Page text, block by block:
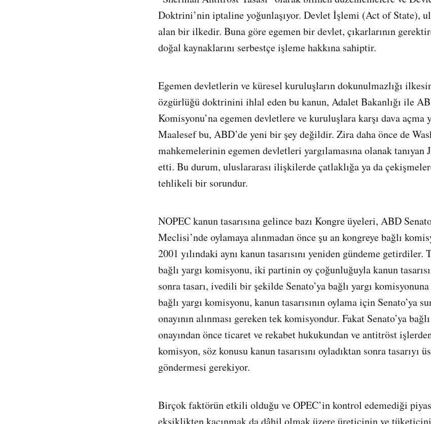
Doktrini’nin iptaline yoğunlaşıyor. Devlet İşlemi (Act of State),
alan bir ilkedir. Buna göre egemen bir devlet, çıkarlarının
doğal kaynaklarını serbestçe işleme hakkına sahiptir.
Egemen devletlerin ve küresel kuruluşların dokunulmazlığı
özgürlüğü doktrinini ihlal eden bu kanun, Adalet Bakanlığı ile
Komisyonu’na egemen devletlere ve kuruluşlara karşı dava
Maalesef bu, ABD’de yeni bir şey değildir. Zira daha önce de
mahkemelerinin egemen devletleri yargılamasına olanak tanıyan
etti. Bu durum, uluslararası ilişkilerde çatlaklığa ya da
tehlikeli bir sorundur.
NOPEC kanun tasarısına gelince bazı Kongre üyeleri, ABD
Meclisi’nde oylamaya alınmadan önce şu an kongreye bağlı
2001 yılındaki aynı kanun tasarısını yeniden gündeme
bağlı yargı komisyonu, iki partinin oy çoğunluğuyla kanun
sonra tasarı, ivedili bir şekilde Senato’ya bağlı yargı
bağlı yargı komisyonu, kanun tasarısının oylama için Senato’ya
onayının alınması gereken tek komisyondur. Fakat Senato’ya
onayından önce ticaret ve rekabet hukukundan ve antitröst
komisyon, söz konusu kanun tasarısını oyladıktan sonra tasarıyı
göndermesi gerekiyor.
Birçok faktörün etkili olduğu ve OPEC’in kontrol edemediği
eksiklikten kaçınmak da dâhil olmak üzere üreticinin ve